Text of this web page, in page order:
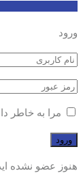
ورود
مرا به خاطر
هنوز عضو نشده